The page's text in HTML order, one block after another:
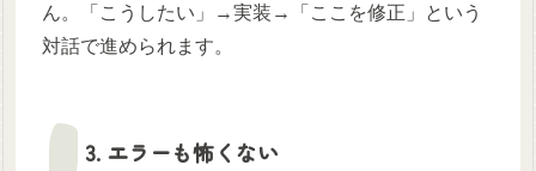
ん。「こうしたい」→実装→「ここを修正」という
対話で進められます。
3. エラーも怖くない